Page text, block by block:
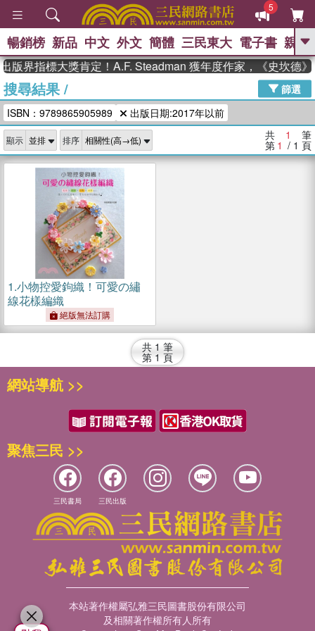
5
GO
高希均教授回憶錄
、 The Odyssey 、 父親節 、 如果歷
史是一群喵 、 暑期推薦
獎 臺灣漫遊錄 、 方念華 、 台灣的李
登輝時代
數學女孩：黎曼猜想 、
偉大的迷走神經
暢銷榜 新品 中文 外文 簡體 三民東大 電子書 親子
版界指標大獎肯定！A.F. Steadman 獲年度作家，《史坎德
搜尋結果/
篩選
ISBN：9789865905989
出版日期:2017年以前
顯示 排序 共 1 筆
第 1 / 1 頁
1.小物控愛鉤織！可愛の繡
線花樣編織
絕版無法訂購
共 1 筆
第 1 頁
網站導航 >>
聚焦三民 >>
三民書局 三民出版
本站著作權屬弘雅三民圖書股份有限公司
及相關著作權所有人所有